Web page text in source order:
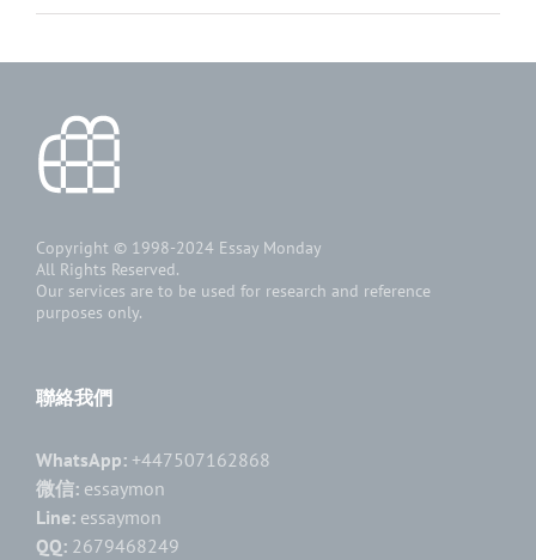
Copyright © 1998-2024 Essay Monday
All Rights Reserved.
Our services are to be used for research and reference
purposes only.
聯絡我們
WhatsApp: +447507162868
微信: essaymon
Line: essaymon
QQ: 2679468249